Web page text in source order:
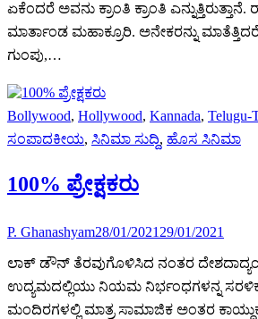
ಏಕೆಂದರೆ ಅವನು ಕ್ರಾಂತಿ ಕ್ರಾಂತಿ
ಮಾರ್ತಾಂಡ ಮಹಾಕ್ರೂರಿ. ಅನೇಕರನ್ನು ಮಾತೆತ್ತಿದರೆ
ಗುಂಪು,…
Bollywood, Hollywood, Kannada, Telugu-
ಸಂಪಾದಕೀಯ, ಸಿನಿಮಾ ಸುದ್ದಿ, ಹೊಸ ಸಿನಿಮಾ
100% ಪ್ರೇಕ್ಷಕರು
P. Ghanashyam28/01/2021 29/01/2021
ಲಾಕ್ ಡೌನ್ ತೆರವುಗೊಳಿಸಿದ ನಂತರ ದೇಶದಾದ್ಯಂತ
ಉದ್ಯಮದಲ್ಲಿಯು ನಿಯಮ ನಿರ್ಭಂಧಗಳನ್ನ
ಮಂದಿರಗಳಲ್ಲಿ ಮಾತ್ರ ಸಾಮಾಜಿಕ ಅಂತರ